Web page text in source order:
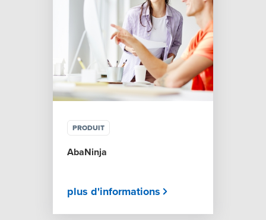
PRODUIT
AbaNinja
plus d'informations